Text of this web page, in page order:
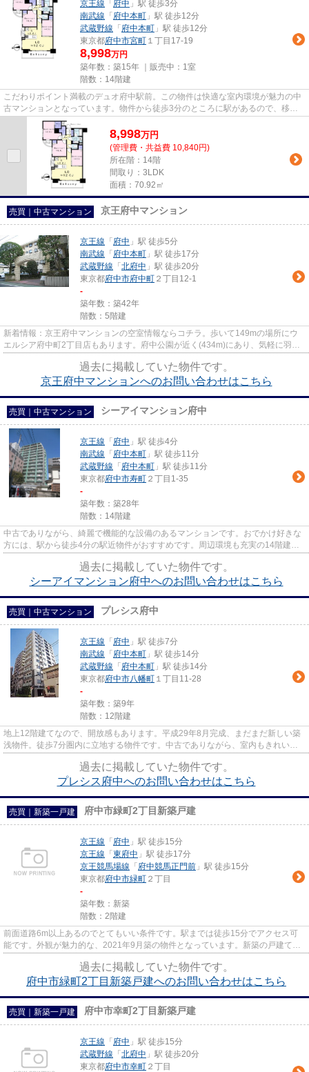
京王線 「 府中 」駅 徒歩3分
南武線 「 府中本町 」駅 徒歩12分
武蔵野線 「 府中本町 」駅 徒歩12分
東京都府中市宮町 １丁目17-19
8,998万円
築年数：築15年 ｜販売中： 1室
階数：14階建
こだわりポイント満載のデュオ府中駅前。この物件は快適な室内環境が魅力の中
古マンションとなっています。物件から徒歩3分のところに駅があるので、移動
時間に余裕を持つことができま...
8,998万円
(管理費・共益費 10,840円)
所在階：14階
間取り：3LDK
面積：70.92㎡
売買｜中古マンション 京王府中マンション
京王線 「 府中 」駅 徒歩5分
南武線 「 府中本町 」駅 徒歩17分
武蔵野線 「 北府中 」駅 徒歩20分
東京都府中市府中町 ２丁目12-1
-
築年数：築42年
階数：5階建
新着情報：京王府中マンションの空室情報ならコチラ。歩いて149mの場所にウ
エルシア府中町2丁目店もあります。府中公園が近く(434m)にあり、気軽に羽を
過去に掲載していた物件です。
京王府中マンションへのお問い合わせはこちら
売買｜中古マンション シーアイマンション府中
京王線 「 府中 」駅 徒歩4分
南武線 「 府中本町 」駅 徒歩11分
武蔵野線 「 府中本町 」駅 徒歩11分
東京都府中市寿町 ２丁目1-35
-
築年数：築28年
階数：14階建
中古でありながら、綺麗で機能的な設備のあるマンションです。おでかけ好きな
方には、駅から徒歩4分の駅近物件がおすすめです。周辺環境も充実の14階建て
過去に掲載していた物件です。
シーアイマンション府中へのお問い合わせはこちら
売買｜中古マンション プレシス府中
京王線 「 府中 」駅 徒歩7分
南武線 「 府中本町 」駅 徒歩14分
武蔵野線 「 府中本町 」駅 徒歩14分
東京都府中市八幡町 １丁目11-28
-
築年数：築9年
階数：12階建
地上12階建てなので、開放感もあります。平成29年8月完成、まだまだ新しい築
浅物件。徒歩7分圏内に立地する物件です。中古でありながら、室内もきれいな
過去に掲載していた物件です。
プレシス府中へのお問い合わせはこちら
売買｜新築一戸建 府中市緑町2丁目新築戸建
京王線 「 府中 」駅 徒歩15分
京王線 「 東府中 」駅 徒歩17分
京王競馬場線 「 府中競馬正門前 」駅 徒歩15分
東京都府中市緑町 ２丁目
-
築年数：新築
階数：2階建
前面道路6m以上あるのでとてもいい条件です。駅までは徒歩15分でアクセス可
能です。外観が魅力的な、2021年9月築の物件となっています。新築の戸建て物
過去に掲載していた物件です。
府中市緑町2丁目新築戸建へのお問い合わせはこちら
売買｜新築一戸建 府中市幸町2丁目新築戸建
京王線 「 府中 」駅 徒歩15分
武蔵野線 「 北府中 」駅 徒歩20分
東京都府中市幸町 ２丁目